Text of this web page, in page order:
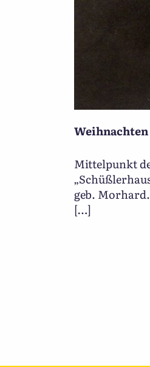
Weihnachten
Mittelpunkt
geb.
[…]